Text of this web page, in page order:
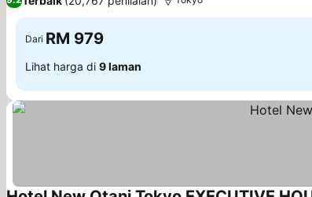
Dari RM 979
Lihat harga di 9 laman